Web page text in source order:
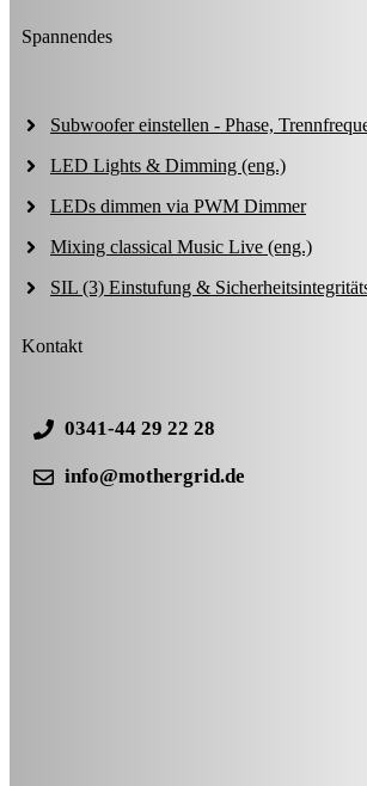
Spannendes
Subwoofer einstellen - Phase,
LED Lights & Dimming (eng.)
LEDs dimmen via PWM Dimmer
Mixing classical Music Live (eng.)
SIL (3) Einstufung &
Kontakt
0341-44 29 22 28
info@mothergrid.de